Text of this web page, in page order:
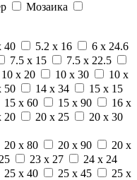
Мозаика
40 5.2 x 16
6 x 24.6
7.5 x 15
7.5 x 22.5
10 x 20 10 x 30
10 x
50 14 x 34
15 x 15
15 x 60 15 x 90
16 x
20 20 x 25
20 x 30
20 x 80 20 x 90
20 x
23 x 27
24 x 24
25 x 40 25 x 45
25 x